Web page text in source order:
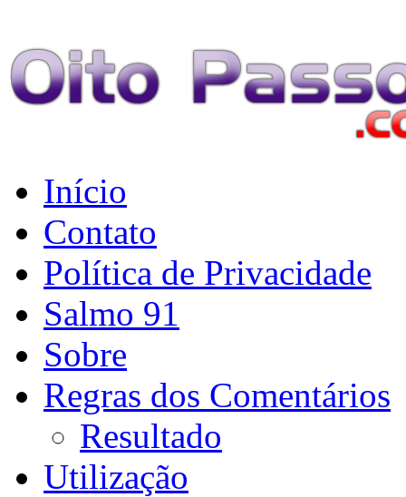
Início
Contato
Política de Privacidade
Salmo 91
Sobre
Regras dos Comentários
Resultado
Utilização